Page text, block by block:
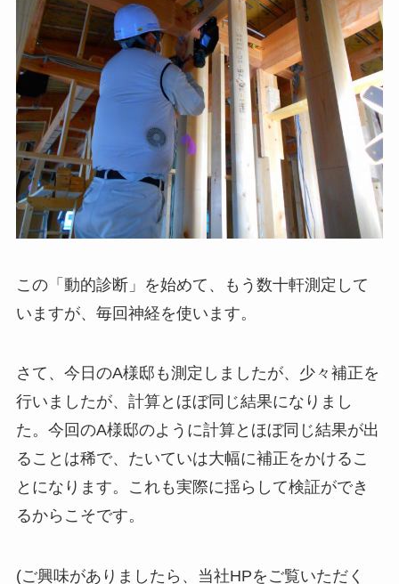
この「動的診断」を始めて、もう数十軒測定して
いますが、毎回神経を使います。
さて、今日のA様邸も測定しましたが、少々補正を
行いましたが、計算とほぼ同じ結果になりまし
た。今回のA様邸のように計算とほぼ同じ結果が出
ることは稀で、たいていは大幅に補正をかけるこ
とになります。これも実際に揺らして検証ができ
るからこそです。
(ご興味がありましたら、当社HPをご覧いただく